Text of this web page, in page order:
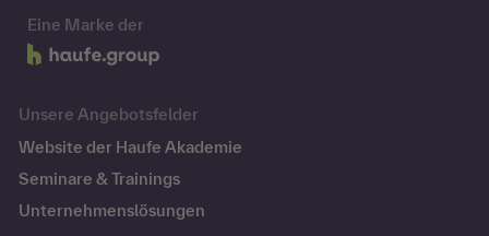
Eine Marke der
Unsere Angebotsfelder
Website der Haufe Akademie
Seminare & Trainings
Unternehmenslösungen